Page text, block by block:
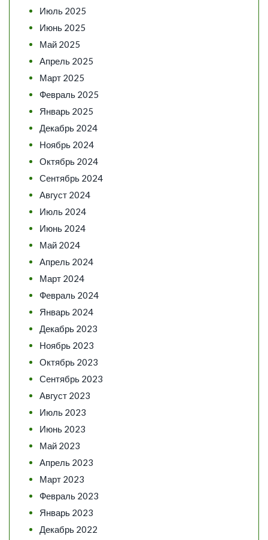
Июль 2025
Июнь 2025
Май 2025
Апрель 2025
Март 2025
Февраль 2025
Январь 2025
Декабрь 2024
Ноябрь 2024
Октябрь 2024
Сентябрь 2024
Август 2024
Июль 2024
Июнь 2024
Май 2024
Апрель 2024
Март 2024
Февраль 2024
Январь 2024
Декабрь 2023
Ноябрь 2023
Октябрь 2023
Сентябрь 2023
Август 2023
Июль 2023
Июнь 2023
Май 2023
Апрель 2023
Март 2023
Февраль 2023
Январь 2023
Декабрь 2022